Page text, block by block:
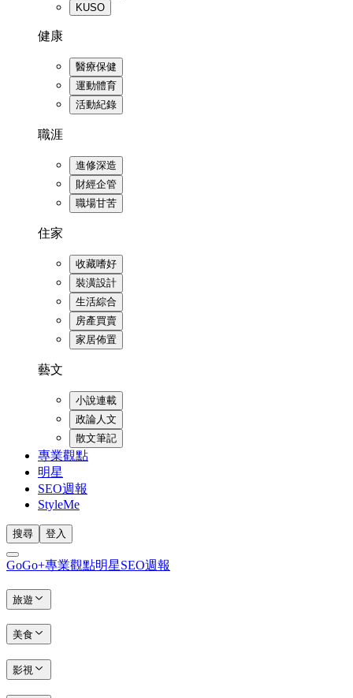
KUSO
健康
醫療保健
運動體育
活動紀錄
職涯
進修深造
財經企管
職場甘苦
住家
收藏嗜好
裝潢設計
生活綜合
房產買賣
家居佈置
藝文
小說連載
政論人文
散文筆記
專業觀點
明星
SEO週報
StyleMe
搜尋 登入
GoGo+專業觀點明星SEO週報
旅遊
美食
影視